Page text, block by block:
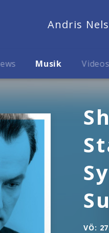
Andris
Musik Videos
VÖ: